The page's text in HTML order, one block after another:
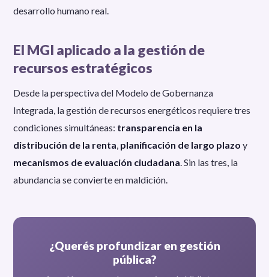
desarrollo humano real.
El MGI aplicado a la gestión de
recursos estratégicos
Desde la perspectiva del Modelo de Gobernanza
Integrada, la gestión de recursos energéticos requiere tres
condiciones simultáneas: transparencia en la
distribución de la renta, planificación de largo plazo y
mecanismos de evaluación ciudadana. Sin las tres, la
abundancia se convierte en maldición.
¿Querés profundizar en gestión
pública?